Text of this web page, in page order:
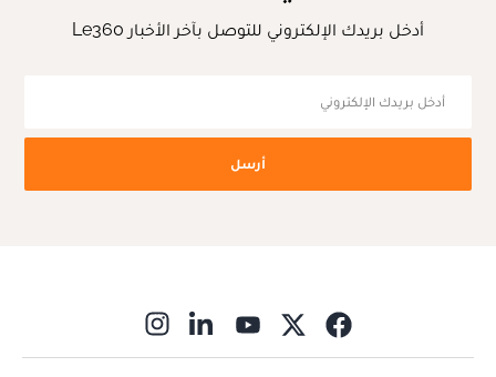
أدخل بريدك الإلكتروني للتوصل بآخر الأخبار Le360
أرسل